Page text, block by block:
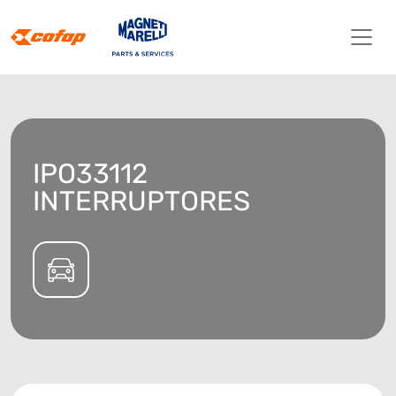
IPO33112
INTERRUPTORES